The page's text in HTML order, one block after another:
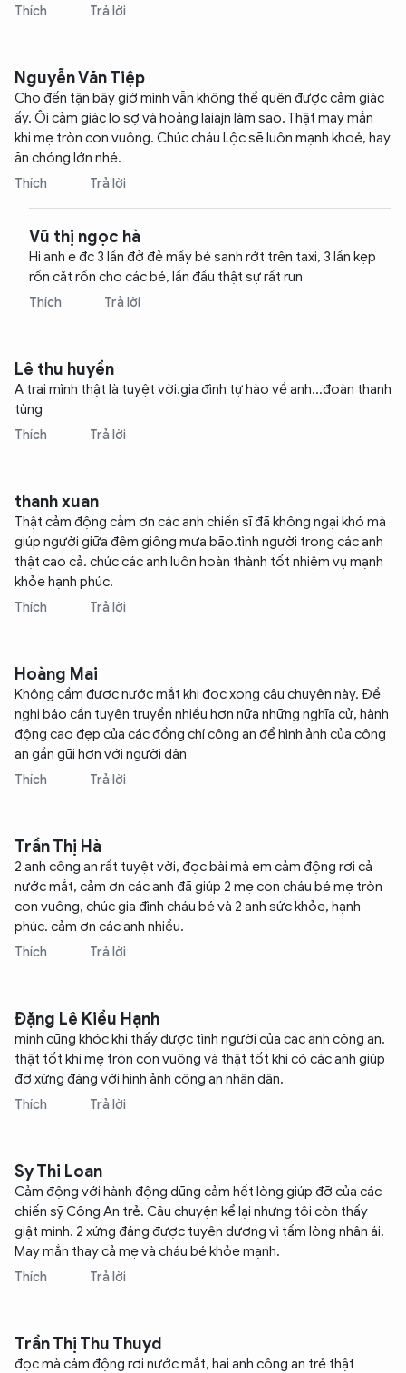
Thích Trả lời
Nguyễn Văn Tiệp
Cho đến tận bây giờ mình vẫn không thể quên được cảm giác
ấy. Ôi cảm giác lo sợ và hoảng laiajn làm sao. Thật may mắn
khi mẹ tròn con vuông. Chúc cháu Lộc sẽ luôn mạnh khoẻ, hay
ăn chóng lớn nhé.
Thích Trả lời
Vũ thị ngọc hà
Hi anh e đc 3 lần đở đẻ mấy bé sanh rớt trên taxi, 3 lần kẹp
rốn cắt rốn cho các bé, lần đầu thật sự rất run
Thích Trả lời
Lê thu huyền
A trai mình thật là tuyệt vời.gia đình tự hào về anh...đoàn thanh
tùng
Thích Trả lời
thanh xuan
Thật cảm động cảm ơn các anh chiến sĩ đã không ngại khó mà
giúp người giữa đêm giông mưa bão.tình người trong các anh
thật cao cả. chúc các anh luôn hoàn thành tốt nhiệm vụ mạnh
khỏe hạnh phúc.
Thích Trả lời
Hoàng Mai
Không cầm được nước mắt khi đọc xong câu chuyện này. Đề
nghị báo cần tuyên truyền nhiều hơn nữa những nghĩa cử, hành
động cao đẹp của các đồng chí công an để hình ảnh của công
an gần gũi hơn với người dân
Thích Trả lời
Trần Thị Hà
2 anh công an rất tuyệt vời, đọc bài mà em cảm động rơi cả
nước mắt, cảm ơn các anh đã giúp 2 mẹ con cháu bé mẹ tròn
con vuông, chúc gia đình cháu bé và 2 anh sức khỏe, hạnh
phúc. cảm ơn các anh nhiều.
Thích Trả lời
Đặng Lê Kiều Hạnh
minh cũng khóc khi thấy được tình người của các anh công an.
thật tốt khi mẹ tròn con vuông và thật tốt khi có các anh giúp
đỡ xứng đáng với hình ảnh công an nhân dân.
Thích Trả lời
Sy Thi Loan
Cảm động với hành động dũng cảm hết lòng giúp đỡ của các
chiến sỹ Công An trẻ. Câu chuyện kể lại nhưng tôi còn thấy
giật mình. 2 xứng đáng được tuyên dương vì tấm lòng nhân ái.
May mắn thay cả mẹ và cháu bé khỏe mạnh.
Thích Trả lời
Trần Thị Thu Thuyd
đọc mà cảm động rơi nước mắt, hai anh công an trẻ thật